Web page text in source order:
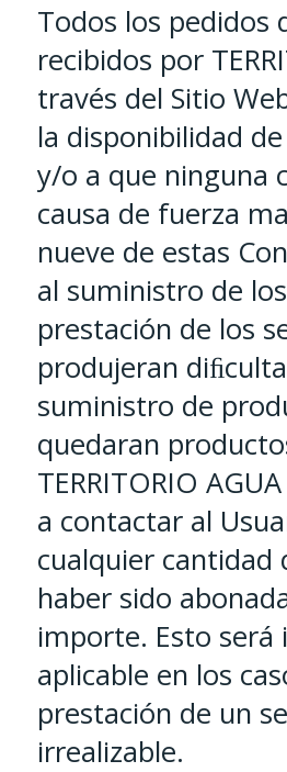
Todos los pedidos
recibidos por
través del Sitio
la disponibilidad
y/o a que ninguna
causa de fuerza
nueve de estas
al suministro de
prestación de los
produjeran
suministro de
quedaran
TERRITORIO
a contactar al
cualquier cantidad
haber sido
importe. Esto será
aplicable en los
prestación de un
irrealizable.